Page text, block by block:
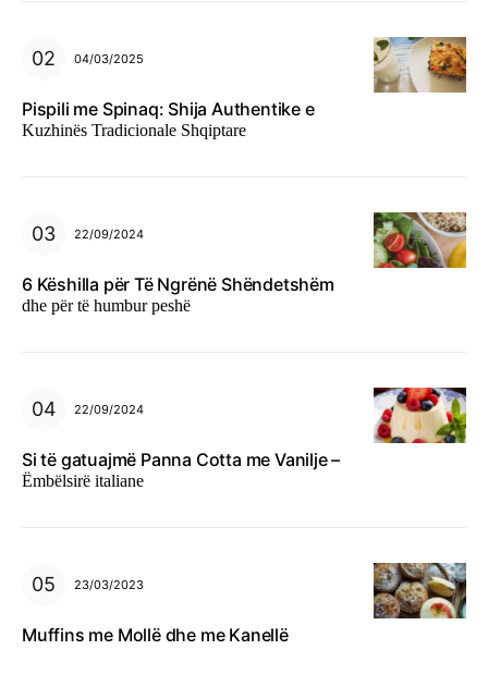
04/03/2025
Pispili me Spinaq: Shija Authentike e
Kuzhinës Tradicionale Shqiptare
22/09/2024
6 Këshilla për Të Ngrënë Shëndetshëm
dhe për të humbur peshë
22/09/2024
Si të gatuajmë Panna Cotta me Vanilje –
Ëmbëlsirë italiane
23/03/2023
Muffins me Mollë dhe me Kanellë